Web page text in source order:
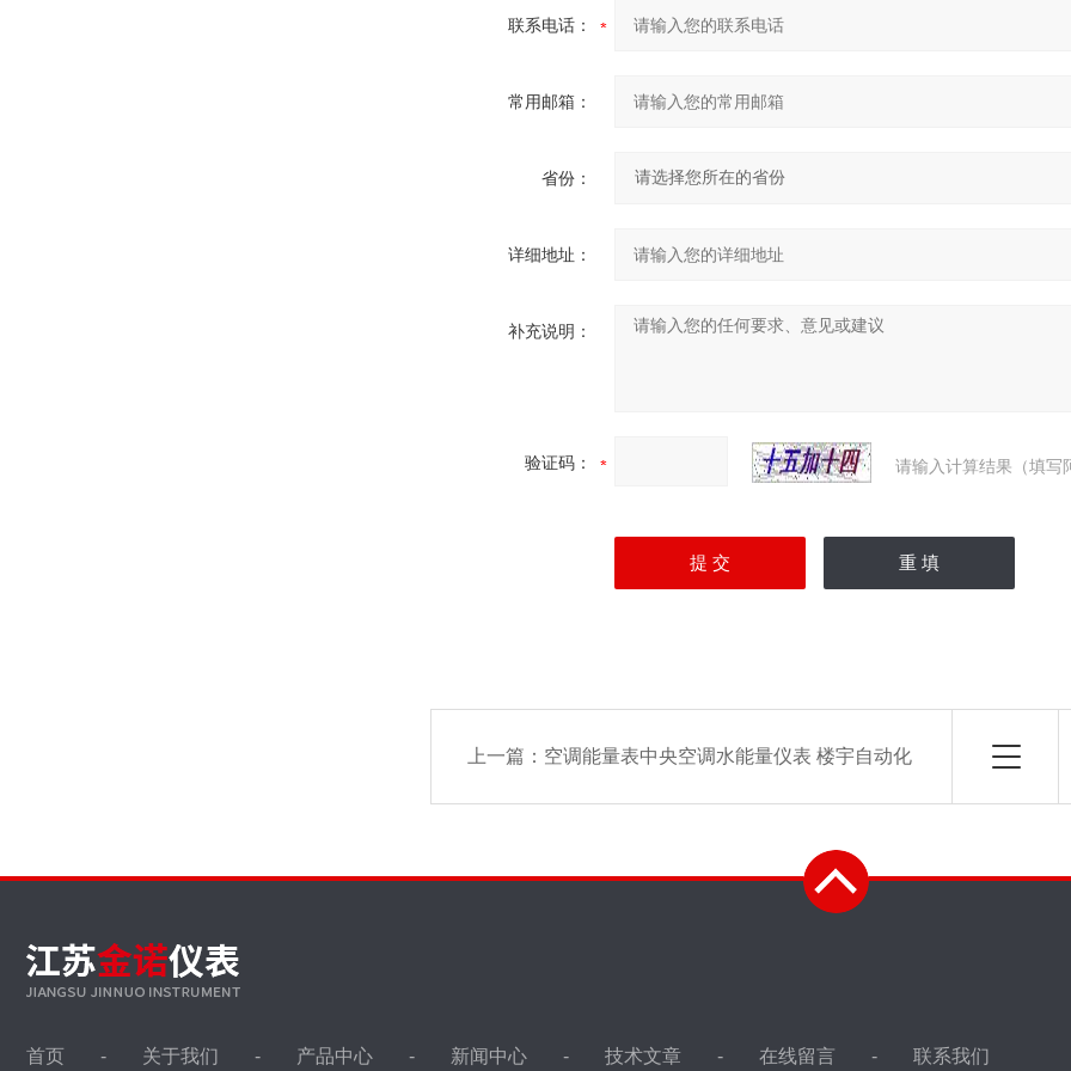
联系电话：
常用邮箱：
省份：
详细地址：
补充说明：
验证码： 请输入计算结果（填写
上一篇： 空调能量表中央空调水能量仪表 楼宇自动化
首页 关于我们 产品中心 新闻中心 技术文章 在线留言 联系我们